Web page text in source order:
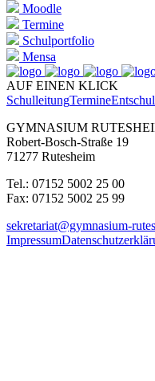
Moodle
Termine
Schulportfolio
Mensa
AUF EINEN KLICK
SchulleitungTermine
GYMNASIUM
Robert-Bosch-Straße 19
71277 Rutesheim
Tel.: 07152 5002 25 00
Fax: 07152 5002 25 99
sekretariat@gymnasium-
Impressum